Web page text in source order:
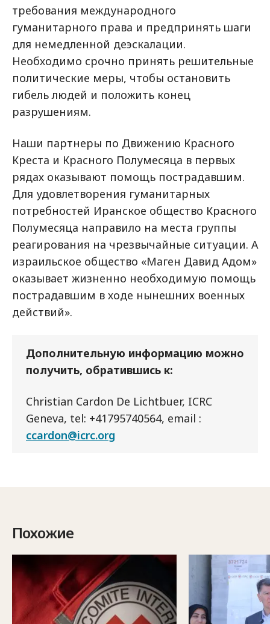
требования международного
гуманитарного права и предпринять шаги
для немедленной деэскалации.
Необходимо срочно принять решительные
политические меры, чтобы остановить
гибель людей и положить конец
разрушениям.
Наши партнеры по Движению Красного
Креста и Красного Полумесяца в первых
рядах оказывают помощь пострадавшим.
Для удовлетворения гуманитарных
потребностей Иранское общество Красного
Полумесяца направило на места группы
реагирования на чрезвычайные ситуации. А
израильское общество «Маген Давид Адом»
оказывает жизненно необходимую помощь
пострадавшим в ходе нынешних военных
действий».
Дополнительную информацию можно
получить, обратившись к:
Christian Cardon De Lichtbuer, ICRC
Geneva, tel: +41795740564, email :
ccardon@icrc.org
Похожие